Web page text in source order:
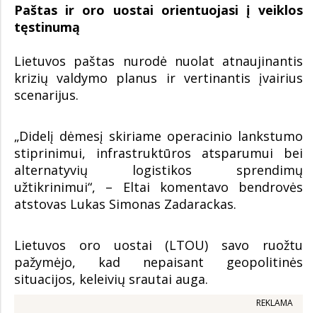
Paštas ir oro uostai orientuojasi į veiklos
tęstinumą
Lietuvos paštas nurodė nuolat atnaujinantis
krizių valdymo planus ir vertinantis įvairius
scenarijus.
„Didelį dėmesį skiriame operacinio lankstumo
stiprinimui, infrastruktūros atsparumui bei
alternatyvių logistikos sprendimų
užtikrinimui“, – Eltai komentavo bendrovės
atstovas Lukas Simonas Zadarackas.
Lietuvos oro uostai (LTOU) savo ruožtu
pažymėjo, kad nepaisant geopolitinės
situacijos, keleivių srautai auga.
REKLAMA